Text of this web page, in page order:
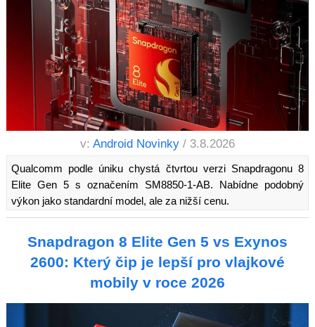
v: Android Novinky / 3.8.2026
Qualcomm podle úniku chystá čtvrtou verzi Snapdragonu 8
Elite Gen 5 s označením SM8850-1-AB. Nabídne podobný
výkon jako standardní model, ale za nižší cenu.
Snapdragon 8 Elite Gen 5 vs Exynos
2600: Který čip je lepší pro vlajkové
mobily v roce 2026